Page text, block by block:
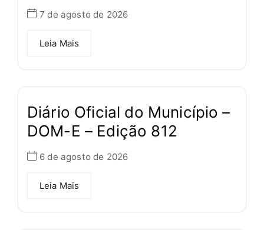
7 de agosto de 2026
Leia Mais
Diário Oficial do Município –
DOM-E – Edição 812
6 de agosto de 2026
Leia Mais